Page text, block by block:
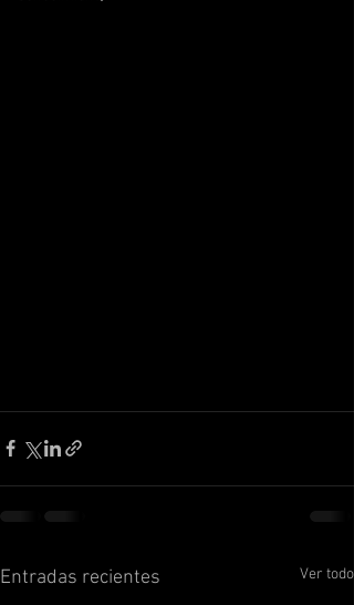
Entradas recientes Ver todo